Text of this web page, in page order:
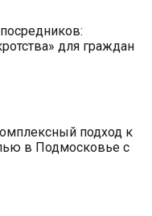
для граждан
подход к
в Подмосковье с